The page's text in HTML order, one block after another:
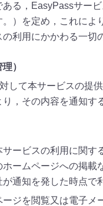
る，EasyPassサー
）を定め，これに
利用にかかわる一切
）
して本サービスの提
，その内容を通知す
ービスの利用に関す
ームページへの掲
通知を発した時点で
ジを閲覧又は電子メ